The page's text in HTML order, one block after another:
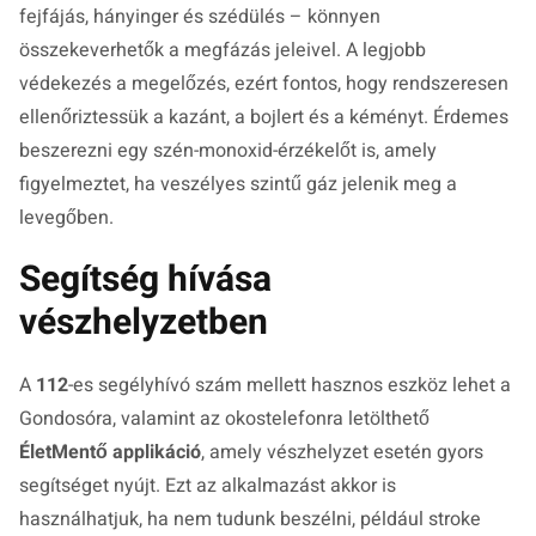
fejfájás, hányinger és szédülés – könnyen
összekeverhetők a megfázás jeleivel. A legjobb
védekezés a megelőzés, ezért fontos, hogy rendszeresen
ellenőriztessük a kazánt, a bojlert és a kéményt. Érdemes
beszerezni egy szén-monoxid-érzékelőt is, amely
figyelmeztet, ha veszélyes szintű gáz jelenik meg a
levegőben.
Segítség hívása
vészhelyzetben
A 112-es segélyhívó szám mellett hasznos eszköz lehet a
Gondosóra, valamint az okostelefonra letölthető
ÉletMentő applikáció, amely vészhelyzet esetén gyors
segítséget nyújt. Ezt az alkalmazást akkor is
használhatjuk, ha nem tudunk beszélni, például stroke